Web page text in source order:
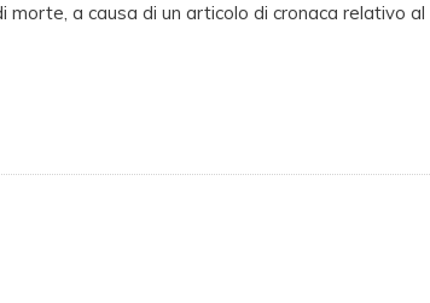
Solidarietà
Di
a causa di un articolo di cronaca relativo al